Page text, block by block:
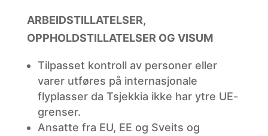
ARBEIDSTILLATELSER,
OPPHOLDSTILLATELSER OG VISUM
Tilpasset kontroll av personer eller
varer utføres på internasjonale
flyplasser da Tsjekkia ikke har ytre UE-
grenser.
Ansatte fra EU, EE og Sveits og